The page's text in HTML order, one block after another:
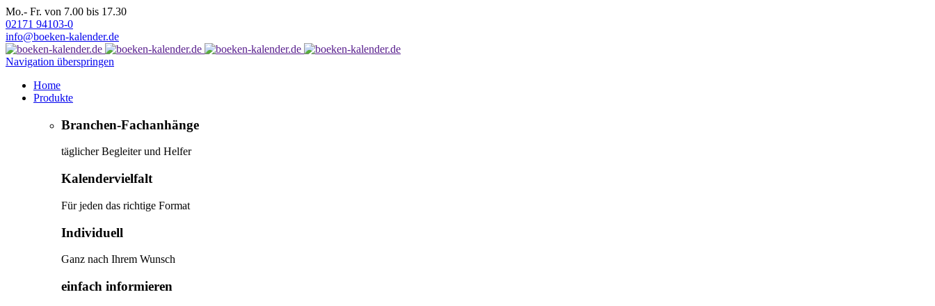
Mo.- Fr. von 7.00 bis 17.30
02171 94103-0
info@boeken-kalender.de
Navigation überspringen
Home
Produkte
Branchen-Fachanhänge
täglicher Begleiter und Helfer
Kalendervielfalt
Für jeden das richtige Format
Individuell
Ganz nach Ihrem Wunsch
einfach informieren